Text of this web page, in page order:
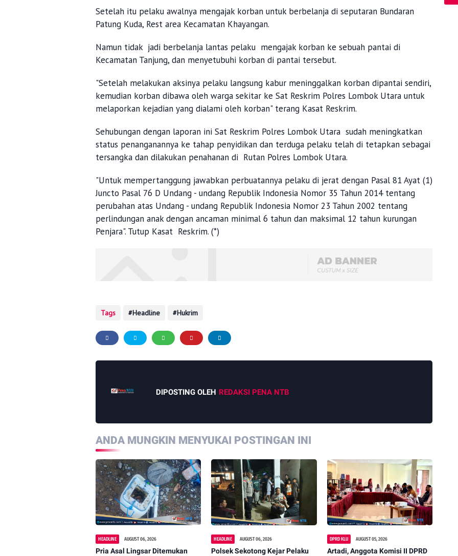
Setelah itu pelaku awalnya mengajak korban untuk berbelanja di seputaran Bundaran
Patung Kuda, Rest area Kecamatan Khayangan.
Namun tidak jadi berbelanja lantas pelaku mengajak korban ke sebuah pantai di
Kecamatan Tanjung, dan menyetubuhi korban di pantai tersebut.
"Setelah melakukan aksinya pelaku langsung kabur meninggalkan korban dipantai sendiri,
kemudian korban dibawa oleh warga sekitar ke Sat Reskrim Polres Lombok Utara untuk
melaporkan kejadian yang dialami oleh korban" terang Kasat Reskrim.
Sehubungan dengan laporan ini Sat Reskrim Polres Lombok Utara sudah meningkatkan
status penanganannya ke tahap penyidikan dan terduga pelaku telah di tetapkan sebagai
tersangka dan dilakukan penahanan di Rutan Polres Lombok Utara.
"Untuk mempertanggung jawabkan perbuatannya pelaku di jerat dengan Pasal 81 Ayat (1)
Juncto Pasal 76 D Undang - undang Republik Indonesia Nomor 35 Tahun 2014 tentang
perubahan atas Undang - undang Republik Indonesia Nomor 23 Tahun 2002 tentang
perlindungan anak dengan ancaman minimal 6 tahun dan maksimal 12 tahun kurungan
Penjara". Tutup Kasat Reskrim. (*)
Tags Headline Hukrim
DIPOSTING OLEH REDAKSI PENA NTB
ANDA MUNGKIN MENYUKAI POSTINGAN INI
HEADLINE AUGUST 06, 2026
Pria Asal Lingsar Ditemukan
HEADLINE AUGUST 06, 2026
Polsek Sekotong Kejar Pelaku
DPRD KLU AUGUST 05, 2026
Artadi, Anggota Komisi II DPRD